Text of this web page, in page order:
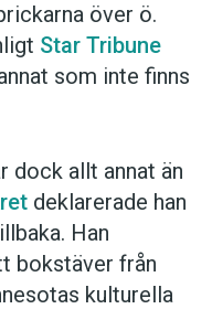
över ö.
Star Tribune
som inte finns
dock allt annat än
deklarerade han
Han
bokstäver från
kulturella